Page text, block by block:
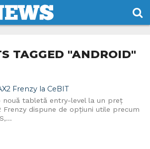
TAGGED "ANDROID"
Frenzy la CeBIT
nouă tabletă entry-level la un preț
Frenzy dispune de opţiuni utile precum